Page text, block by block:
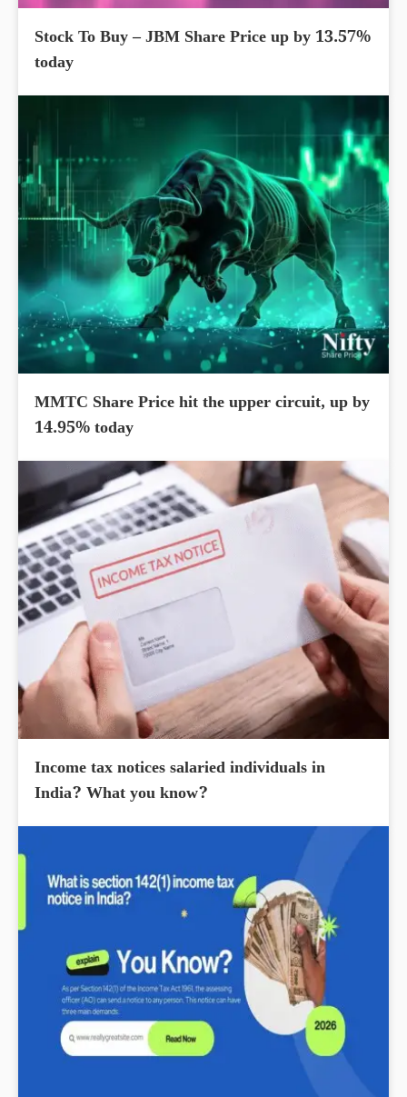
Stock To Buy – JBM Share Price up by 13.57%
today
MMTC Share Price hit the upper circuit, up by
14.95% today
Income tax notices salaried individuals in
India? What you know?